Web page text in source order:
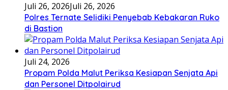
Juli 26, 2026Juli 26, 2026
Polres Ternate Selidiki Penyebab Kebakaran Ruko
di Bastion
Juli 24, 2026
Propam Polda Malut Periksa Kesiapan Senjata Api
dan Personel Ditpolairud